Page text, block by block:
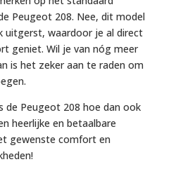
Peugeot 208. Nee, dit model
uitgerst, waardoor je al direct
geniet. Wil je van nóg meer
is het zeker aan te raden om
de Peugeot 208 hoe dan ook
heerlijke en betaalbare
gewenste comfort en